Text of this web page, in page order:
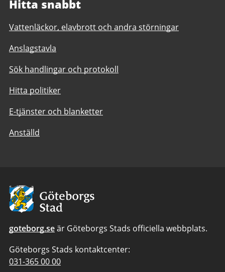
Hitta snabbt
Vattenläckor, elavbrott och andra störningar
Anslagstavla
Sök handlingar och protokoll
Hitta politiker
E-tjänster och blanketter
Anställd
Avsändare:
Göteborgs
Stad
goteborg.seär Göteborgs Stads officiella webbplats.
Göteborgs Stads kontaktcenter:
Telefonnummer
031-365 00 00